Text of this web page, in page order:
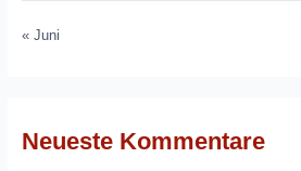
« Juni
Neueste Kommentare